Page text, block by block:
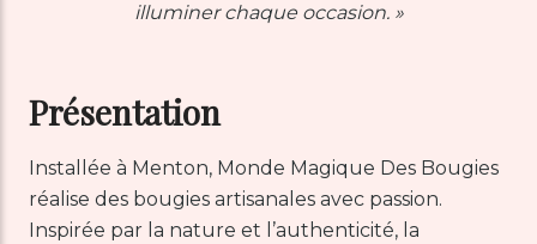
illuminer chaque occasion. »
Présentation
Installée à Menton, Monde Magique Des Bougies
réalise des bougies artisanales avec passion.
Inspirée par la nature et l’authenticité, la